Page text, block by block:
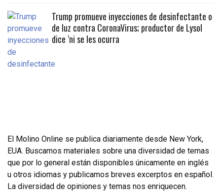
Trump promueve inyecciones de desinfectante o
de luz contra CoronaVirus; productor de Lysol
dice ‘ni se les ocurra
El Molino Online se publica diariamente desde New York,
EUA. Buscamos materiales sobre una diversidad de temas
que por lo general están disponibles únicamente en inglés
u otros idiomas y publicamos breves excerptos en español.
La diversidad de opiniones y temas nos enriquecen.